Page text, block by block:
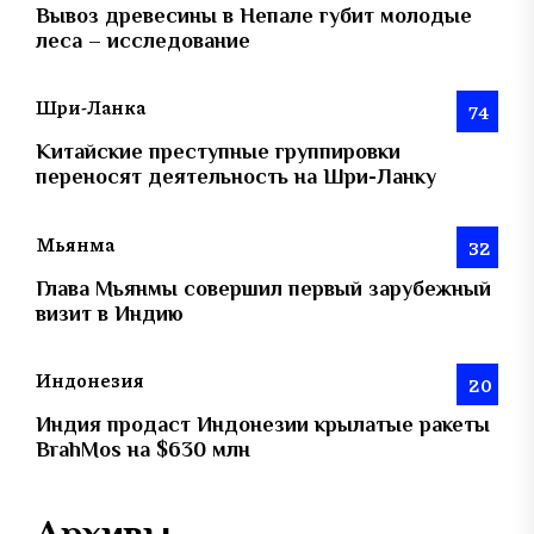
Вывоз древесины в Непале губит молодые
леса – исследование
Шри-Ланка 74
Китайские преступные группировки
переносят деятельность на Шри-Ланку
Мьянма 32
Глава Мьянмы совершил первый зарубежный
визит в Индию
Индонезия 20
Индия продаст Индонезии крылатые ракеты
BrahMos на $630 млн